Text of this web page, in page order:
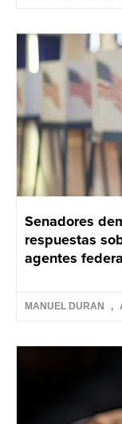
Senadores
respuestas
agentes
MANUEL DURAN